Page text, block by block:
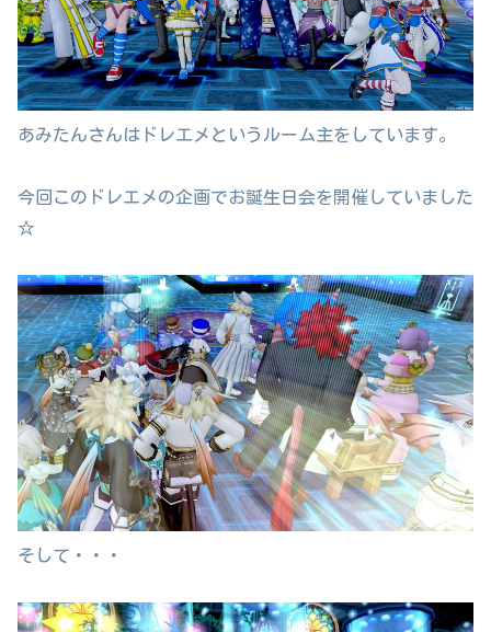
あみたんさんはドレエメというルーム主をしています。
今回このドレエメの企画でお誕生日会を開催していました
☆
そして・・・